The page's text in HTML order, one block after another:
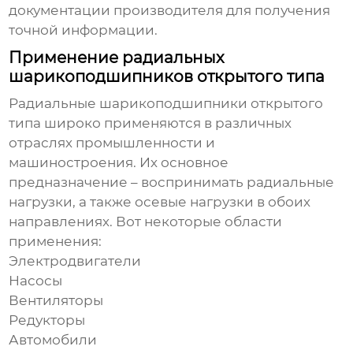
документации производителя для получения
точной информации.
Применение радиальных
шарикоподшипников открытого типа
Радиальные шарикоподшипники открытого
типа широко применяются в различных
отраслях промышленности и
машиностроения. Их основное
предназначение – воспринимать радиальные
нагрузки, а также осевые нагрузки в обоих
направлениях. Вот некоторые области
применения:
Электродвигатели
Насосы
Вентиляторы
Редукторы
Автомобили